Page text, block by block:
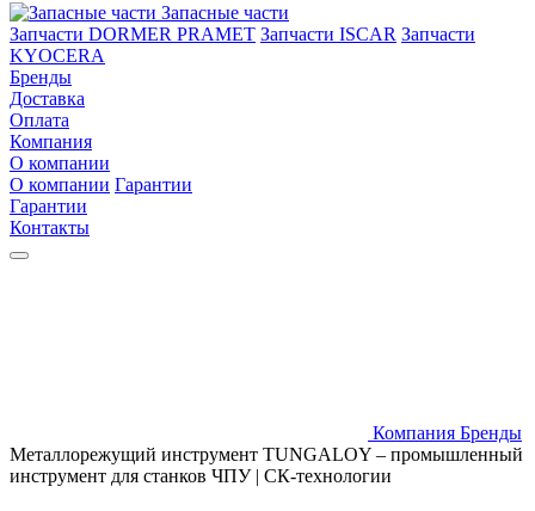
Запасные части
Запчасти DORMER PRAMET Запчасти ISCAR Запчасти
KYOCERA
Бренды
Доставка
Оплата
Компания
О компании
О компании Гарантии
Гарантии
Контакты
Компания Бренды
Металлорежущий инструмент TUNGALOY – промышленный
инструмент для станков ЧПУ | СК-технологии